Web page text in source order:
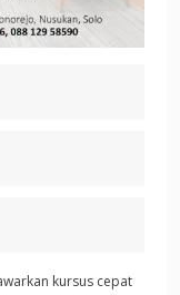
kursus cepat